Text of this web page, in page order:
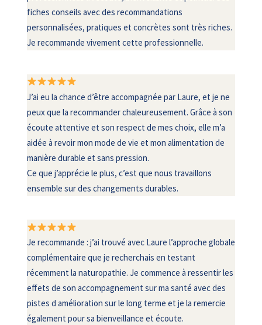
fiches conseils avec des recommandations
personnalisées, pratiques et concrètes sont très riches.
Je recommande vivement cette professionnelle.
J’ai eu la chance d’être accompagnée par Laure, et je ne
peux que la recommander chaleureusement. Grâce à son
écoute attentive et son respect de mes choix, elle m’a
aidée à revoir mon mode de vie et mon alimentation de
manière durable et sans pression.
Ce que j’apprécie le plus, c’est que nous travaillons
ensemble sur des changements durables.
Je recommande : j’ai trouvé avec Laure l’approche globale
complémentaire que je recherchais en testant
récemment la naturopathie. Je commence à ressentir les
effets de son accompagnement sur ma santé avec des
pistes d amélioration sur le long terme et je la remercie
également pour sa bienveillance et écoute.